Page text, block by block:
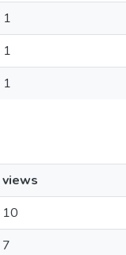
1
1
1
views
10
7